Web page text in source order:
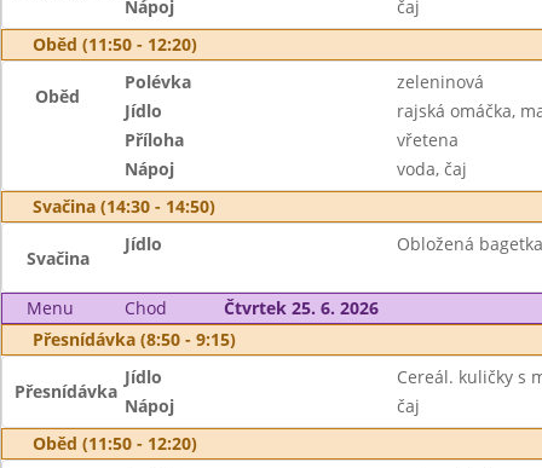
Nápoj
čaj
Oběd (11:50 - 12:20)
Oběd
Polévka
zeleninová
Jídlo
rajská omáčka,
Příloha
vřetena
Nápoj
voda, čaj
Svačina (14:30 - 14:50)
Svačina
Jídlo Obložená
Menu Chod
Čtvrtek 25. 6. 2026
Přesnídávka (8:50 - 9:15)
Přesnídávka
Jídlo
Cereál. kuličky s
Nápoj
čaj
Oběd (11:50 - 12:20)